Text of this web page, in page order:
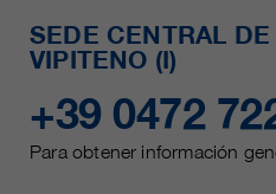
SEDE CENTRAL
VIPITENO (I)
+39 0472
Para obtener información